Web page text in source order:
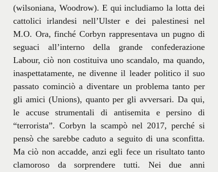
(wilsoniana, Woodrow). E qui includiamo la lotta dei
cattolici irlandesi nell’Ulster e dei palestinesi nel
M.O. Ora, finché Corbyn rappresentava un pugno di
seguaci all’interno della grande confederazione
Labour, ciò non costituiva uno scandalo, ma quando,
inaspettatamente, ne divenne il leader politico il suo
passato cominciò a diventare un problema tanto per
gli amici (Unions), quanto per gli avversari. Da qui,
le accuse strumentali di antisemita e persino di
“terrorista”. Corbyn la scampò nel 2017, perché si
pensò che sarebbe caduto a seguito di una sconfitta.
Ma ciò non accadde, anzi egli fece un risultato tanto
clamoroso da sorprendere tutti. Nei due anni